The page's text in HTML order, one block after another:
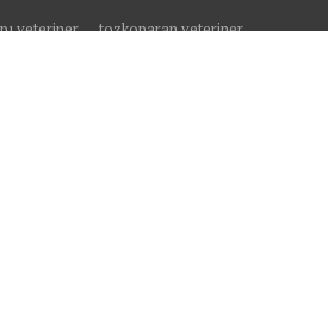
veteriner tozkoparan veteriner